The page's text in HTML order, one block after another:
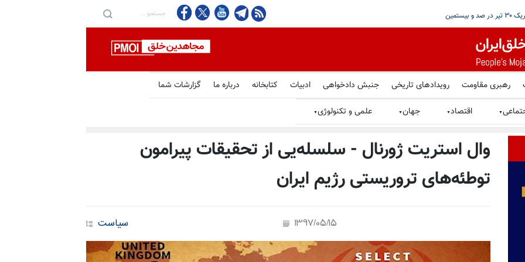
رهبری مقاومت رویدادهای تاریخی جنبش دادخواهی ادبیات کتابخانه درباره ما گزارشات شما
▼ اقتصاد▼ جهان▼ علمی و تکنولوژی▼
وال استریت ژورنال - سلسله‌یی از تحقیقات پیرامون
توطئه‌های تروریستی رژیم ایران
سیاست 1397/05/15